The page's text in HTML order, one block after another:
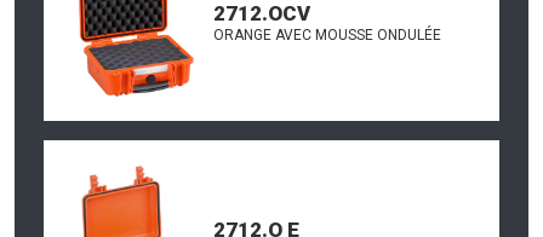
2712.OCV
ORANGE AVEC MOUSSE ONDULÉE
2712.O E